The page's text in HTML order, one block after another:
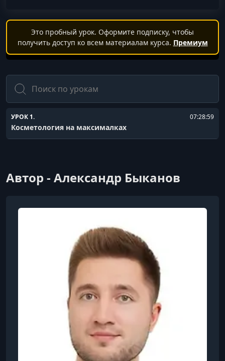
Это пробный урок. Оформите подписку, чтобы
получить доступ ко всем материалам курса. Премиум
Поиск
УРОК 1. 07:28:59
Косметология на максималках
Автор - Александр Быканов